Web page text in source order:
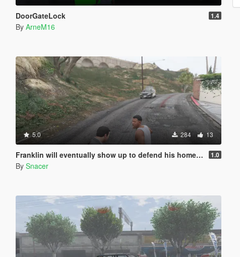
DoorGateLock 1.4
By ArneM16
5.0 284 13
Franklin will eventually show up to defend his home but it's a real mod 1.0
By Snacer